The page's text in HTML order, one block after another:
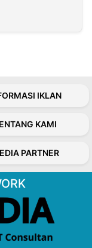
IKLAN
KAMI
PARTNER